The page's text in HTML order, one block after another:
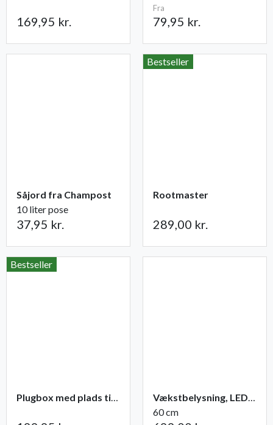
169,95 kr.
Fra
79,95 kr.
Såjord fra Champost
10 liter pose
37,95 kr.
Bestseller
Rootmaster
289,00 kr.
Bestseller
Plugbox med plads til 49 planter
Vækstbelysning, LED-panel 15 W med adapter
60 cm